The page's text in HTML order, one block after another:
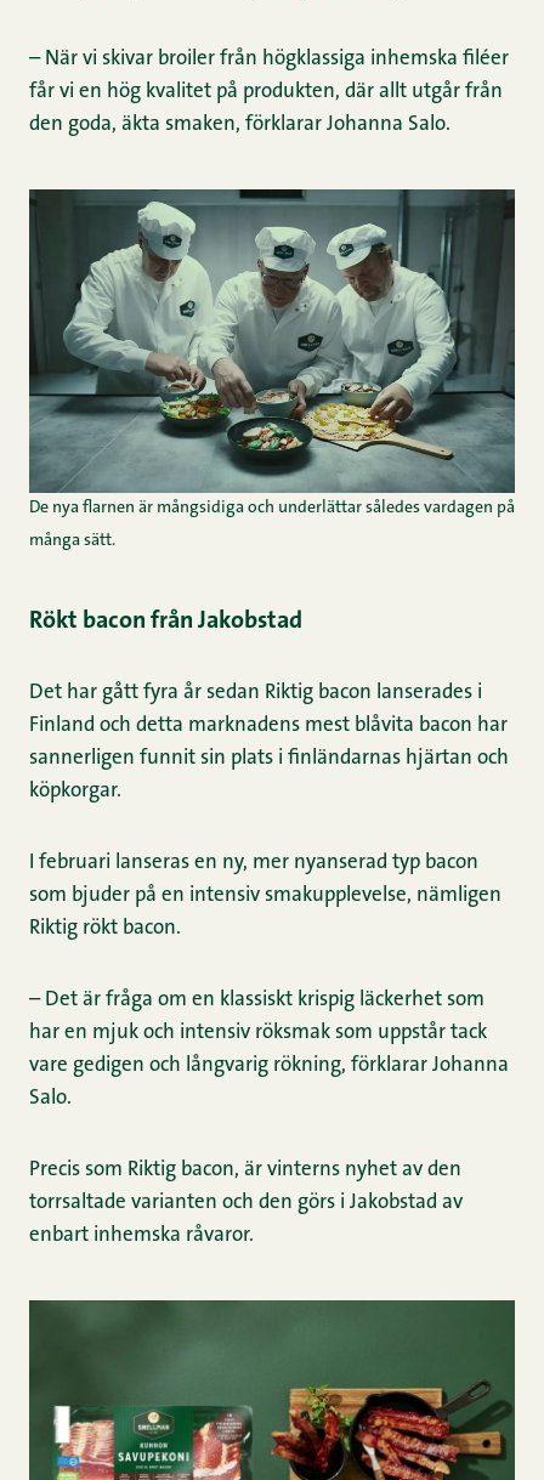
– När vi skivar broiler från högklassiga inhemska filéer
får vi en hög kvalitet på produkten, där allt utgår från
den goda, äkta smaken, förklarar Johanna Salo.
De nya flarnen är mångsidiga och underlättar således vardagen på
många sätt.
Rökt bacon från Jakobstad
Det har gått fyra år sedan Riktig bacon lanserades i
Finland och detta marknadens mest blåvita bacon har
sannerligen funnit sin plats i finländarnas hjärtan och
köpkorgar.
I februari lanseras en ny, mer nyanserad typ bacon
som bjuder på en intensiv smakupplevelse, nämligen
Riktig rökt bacon.
– Det är fråga om en klassiskt krispig läckerhet som
har en mjuk och intensiv röksmak som uppstår tack
vare gedigen och långvarig rökning, förklarar Johanna
Salo.
Precis som Riktig bacon, är vinterns nyhet av den
torrsaltade varianten och den görs i Jakobstad av
enbart inhemska råvaror.